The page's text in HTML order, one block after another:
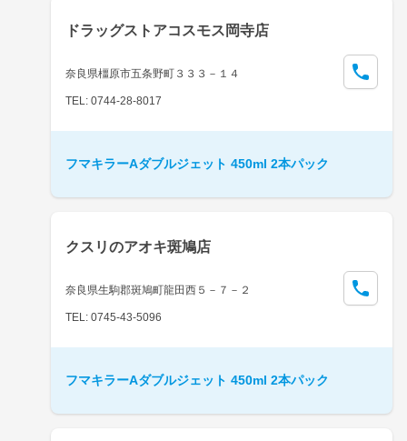
ドラッグストアコスモス岡寺店
奈良県橿原市五条野町３３３－１４
TEL: 0744-28-8017
フマキラーAダブルジェット 450ml 2本パック
クスリのアオキ斑鳩店
奈良県生駒郡斑鳩町龍田西５－７－２
TEL: 0745-43-5096
フマキラーAダブルジェット 450ml 2本パック